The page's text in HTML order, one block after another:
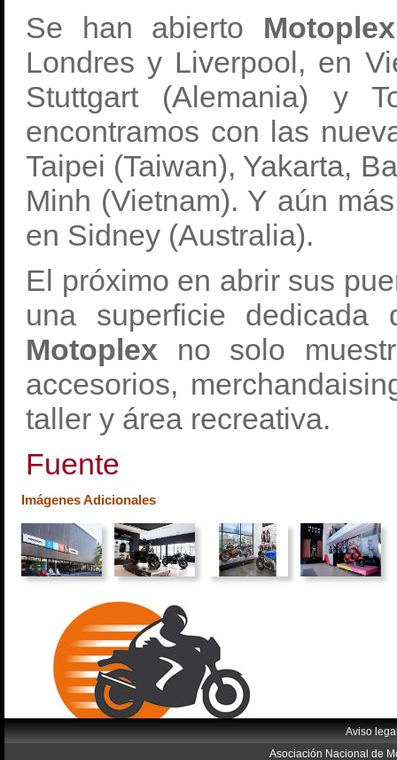
Se han abierto Motoplex
Londres y Liverpool, en
Stuttgart (Alemania) y
encontramos con las
Taipei (Taiwan), Yakarta,
Minh (Vietnam). Y aún
en Sidney (Australia).
El próximo en abrir sus
una superficie dedicada
Motoplex no solo
accesorios,
taller y área recreativa.
Fuente
Imágenes Adicionales
Aviso
Asociación Nacional de